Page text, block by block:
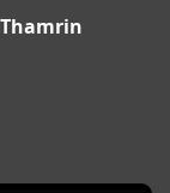
Thamrin